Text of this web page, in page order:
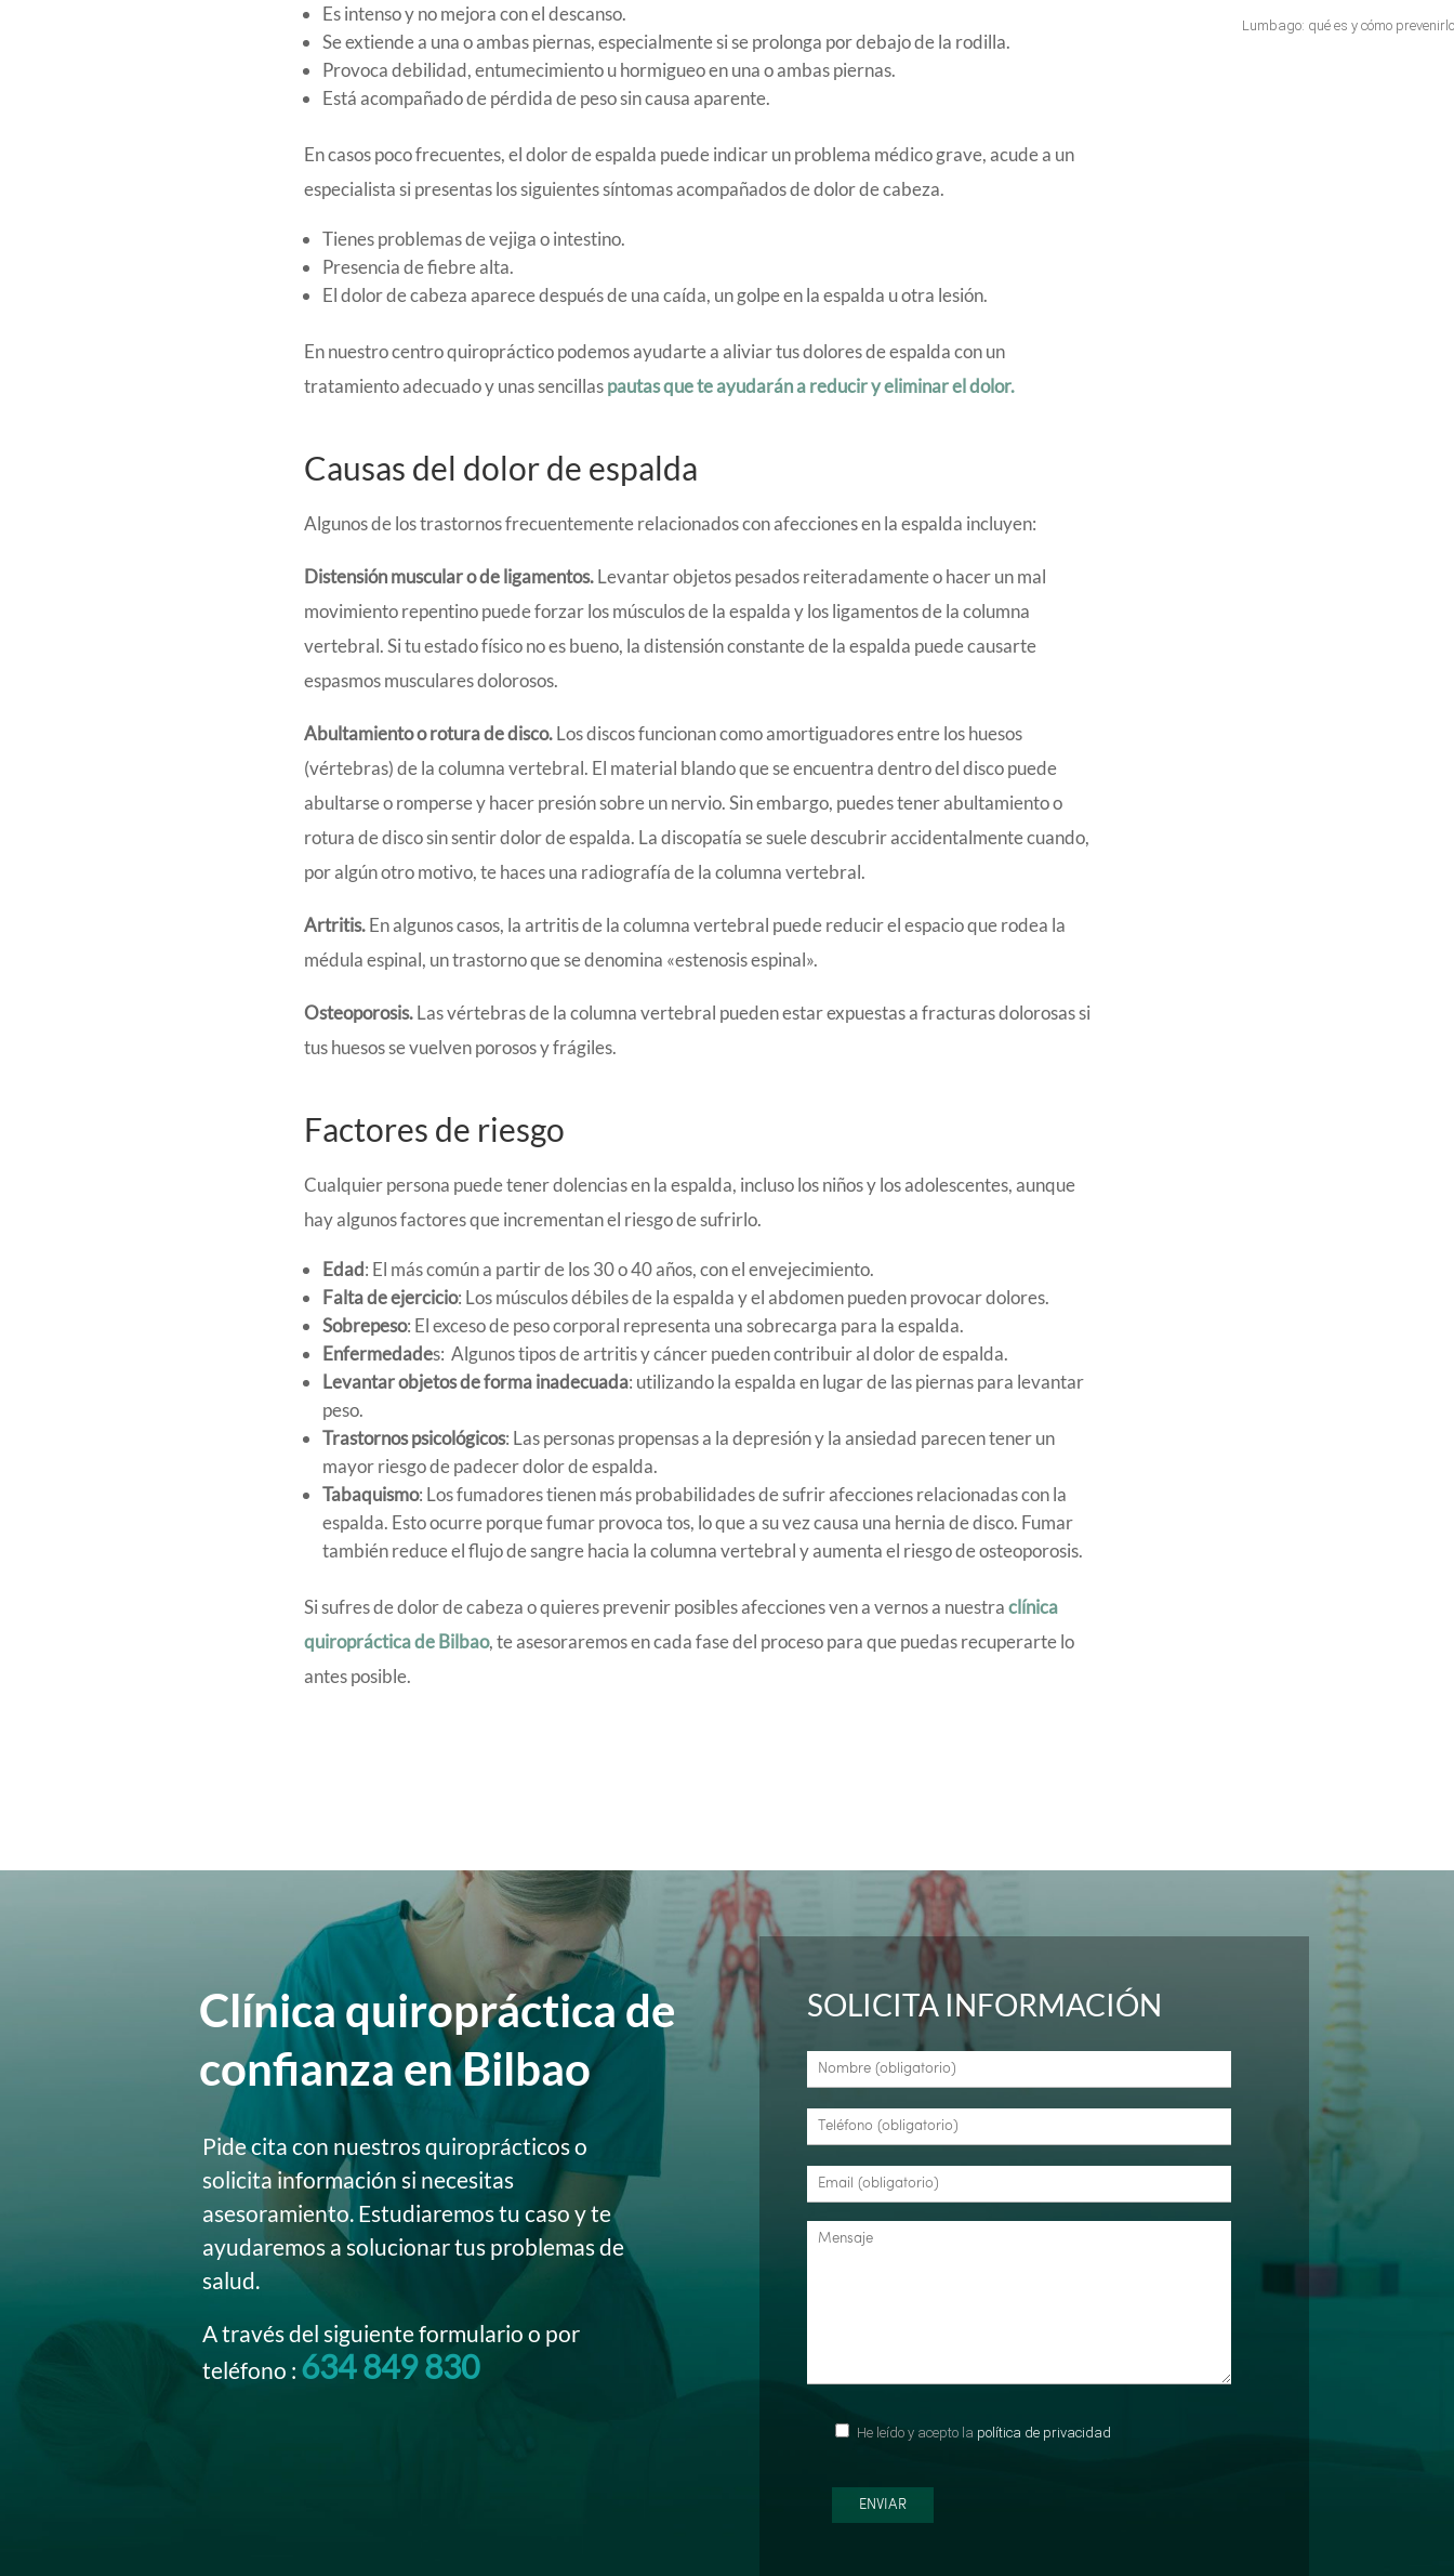
Es intenso y no mejora con el descanso.
Se extiende a una o ambas piernas, especialmente si se prolonga por debajo de la rodilla.
Provoca debilidad, entumecimiento u hormigueo en una o ambas piernas.
Está acompañado de pérdida de peso sin causa aparente.
En casos poco frecuentes, el dolor de espalda puede indicar un problema médico grave, acude a un
especialista si presentas los siguientes síntomas acompañados de dolor de cabeza.
Tienes problemas de vejiga o intestino.
Presencia de fiebre alta.
El dolor de cabeza aparece después de una caída, un golpe en la espalda u otra lesión.
En nuestro centro quiropráctico podemos ayudarte a aliviar tus dolores de espalda con un
tratamiento adecuado y unas sencillaspautas que te ayudarán a reducir y eliminar el dolor.
Causas del dolor de espalda
Algunos de los trastornos frecuentemente relacionados con afecciones en la espalda incluyen:
Distensión muscular o de ligamentos.Levantar objetos pesados reiteradamente o hacer un mal
movimiento repentino puede forzar los músculos de la espalda y los ligamentos de la columna
vertebral. Si tu estado físico no es bueno, la distensión constante de la espalda puede causarte
espasmos musculares dolorosos.
Abultamiento o rotura de disco.Los discos funcionan como amortiguadores entre los huesos
(vértebras) de la columna vertebral. El material blando que se encuentra dentro del disco puede
abultarse o romperse y hacer presión sobre un nervio. Sin embargo, puedes tener abultamiento o
rotura de disco sin sentir dolor de espalda. La discopatía se suele descubrir accidentalmente cuando,
por algún otro motivo, te haces una radiografía de la columna vertebral.
Artritis.En algunos casos, la artritis de la columna vertebral puede reducir el espacio que rodea la
médula espinal, un trastorno que se denomina «estenosis espinal».
Osteoporosis.Las vértebras de la columna vertebral pueden estar expuestas a fracturas dolorosas si
tus huesos se vuelven porosos y frágiles.
Factores de riesgo
Cualquier persona puede tener dolencias en la espalda, incluso los niños y los adolescentes, aunque
hay algunos factores que incrementan el riesgo de sufrirlo.
Edad: El más común a partir de los 30 o 40 años, con el envejecimiento.
Falta de ejercicio: Los músculos débiles de la espalda y el abdomen pueden provocar dolores.
Sobrepeso: El exceso de peso corporal representa una sobrecarga para la espalda.
Enfermedades: Algunos tipos de artritis y cáncer pueden contribuir al dolor de espalda.
Levantar objetos de forma inadecuada: utilizando la espalda en lugar de las piernas para levantar
peso.
Trastornos psicológicos: Las personas propensas a la depresión y la ansiedad parecen tener un
mayor riesgo de padecer dolor de espalda.
Tabaquismo: Los fumadores tienen más probabilidades de sufrir afecciones relacionadas con la
espalda. Esto ocurre porque fumar provoca tos, lo que a su vez causa una hernia de disco. Fumar
también reduce el flujo de sangre hacia la columna vertebral y aumenta el riesgo de osteoporosis.
Si sufres de dolor de cabeza o quieres prevenir posibles afecciones ven a vernos a nuestraclínica
quiropráctica de Bilbao, te asesoraremos en cada fase del proceso para que puedas recuperarte lo
antes posible.
Lumbago: qué es y cómo prevenirlo
Clínica quiropráctica de
confianza en Bilbao
Pide cita con nuestros quiroprácticos o
solicita información si necesitas
asesoramiento. Estudiaremos tu caso y te
ayudaremos a solucionar tus problemas de
salud.
A través del siguiente formulario o por
teléfono : 634 849 830
SOLICITA INFORMACIÓN
He leído y acepto la política de privacidad